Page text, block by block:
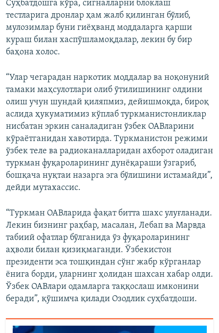
Суҳбатдошга кўра, сигналларни блоклаш
тестларига дронлар ҳам жалб қилинган бўлиб,
мулозимлар буни гиёҳванд моддаларга қарши
кураш билан хаспўшламоқдалар, лекин бу бир
баҳона холос.
“Улар чегарадан наркотик моддалар ва ноқонуний
тамаки маҳсулотлари олиб ўтилишининг олдини
олиш учун шундай қиляпмиз, дейишмоқда, бироқ
аслида ҳукуматимиз кўплаб туркманистонликлар
нисбатан эркин саналадиган ўзбек ОАВларини
кўраётганидан хавотирда. Туркманистон режими
ўзбек теле ва радиоканалларидан ахборот оладиган
туркман фуқароларининг дунёқараши ўзгариб,
бошқача нуқтаи назарга эга бўлишини истамайди”,
дейди мутахассис.
“Туркман ОАВларида фақат битта шахс улуғланади.
Лекин бизнинг раҳбар, масалан, Лебап ва Марвда
табиий офатлар бўлганида ўз фуқароларининг
аҳволи билан қизиқмаганди. Ўзбекистон
президенти эса тошқиндан сўнг жабр кўрганлар
ёнига борди, уларнинг ҳолидан шахсан хабар олди.
Ўзбек ОАВлари одамларга таққослаш имконини
беради”, қўшимча қилади Озодлик суҳбатдоши.